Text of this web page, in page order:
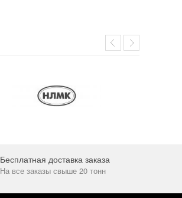
Бесплатная доставка заказа
На все заказы свыше 20 тонн